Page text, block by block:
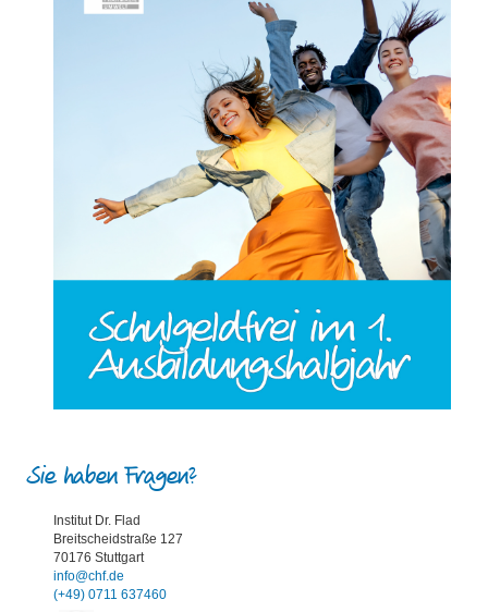
Sie haben Fragen?
Institut Dr. Flad
Breitscheidstraße 127
70176 Stuttgart
info@chf.de
(+49) 0711 637460